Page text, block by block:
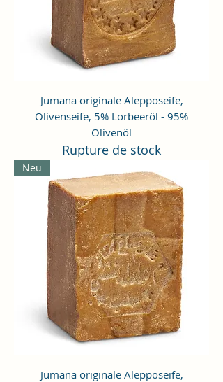
Jumana originale Alepposeife,
Olivenseife, 5% Lorbeeröl - 95%
Olivenöl
Rupture de stock
Neu
Jumana originale Alepposeife,